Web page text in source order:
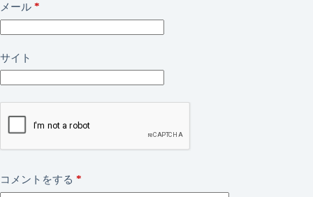
メール *
サイト
コメントをする *